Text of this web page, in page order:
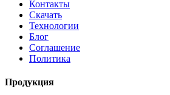
Контакты
Скачать
Технологии
Блог
Соглашение
Политика
Продукция